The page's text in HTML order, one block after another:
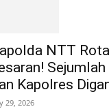
NTT
Kapolres
29, 2026